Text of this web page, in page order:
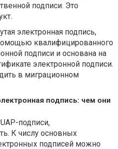
подписи. Это
электронная подпись,
квалифицированного
подписи и основана на
электронной подписи.
в миграционном
подпись: чем они
подписи,
К числу основных
подписей можно